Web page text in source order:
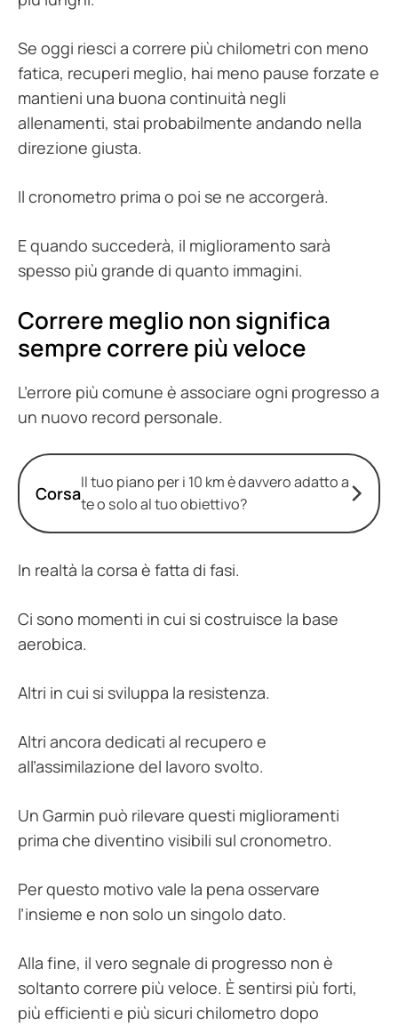
Se oggi riesci a correre più chilometri con meno
fatica, recuperi meglio, hai meno pause forzate e
mantieni una buona continuità negli
allenamenti, stai probabilmente andando nella
direzione giusta.
Il cronometro prima o poi se ne accorgerà.
E quando succederà, il miglioramento sarà
spesso più grande di quanto immagini.
Correre meglio non significa
sempre correre più veloce
L’errore più comune è associare ogni progresso a
un nuovo record personale.
Corsa
Il tuo piano per i 10 km è davvero adatto a
te o solo al tuo obiettivo?
In realtà la corsa è fatta di fasi.
Ci sono momenti in cui si costruisce la base
aerobica.
Altri in cui si sviluppa la resistenza.
Altri ancora dedicati al recupero e
all’assimilazione del lavoro svolto.
Un Garmin può rilevare questi miglioramenti
prima che diventino visibili sul cronometro.
Per questo motivo vale la pena osservare
l’insieme e non solo un singolo dato.
Alla fine, il vero segnale di progresso non è
soltanto correre più veloce. È sentirsi più forti,
più efficienti e più sicuri chilometro dopo